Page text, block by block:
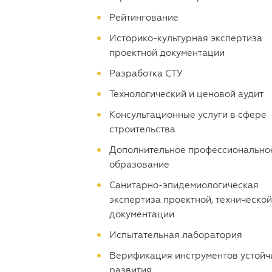
Рейтингование
Историко-культурная экспертиза
проектной документации
Разработка СТУ
Технологический и ценовой аудит
Консультационные услуги в сфере
строительства
Дополнительное
образование
Санитарно-эпидемиологическая
экспертиза проектной,
документации
Испытательная лаборатория
Верификация инструментов
развития